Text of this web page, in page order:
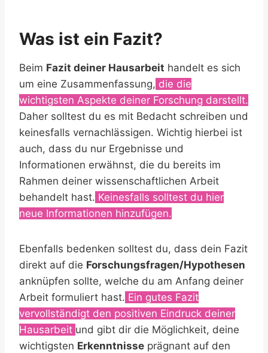
Was ist ein Fazit?
Beim Fazit deiner Hausarbeit handelt es sich
um eine Zusammenfassung, die die
wichtigsten Aspekte deiner Forschung darstellt.
Daher solltest du es mit Bedacht schreiben und
keinesfalls vernachlässigen. Wichtig hierbei ist
auch, dass du nur Ergebnisse und
Informationen erwähnst, die du bereits im
Rahmen deiner wissenschaftlichen Arbeit
behandelt hast. Keinesfalls solltest du hier
neue Informationen hinzufügen.
Ebenfalls bedenken solltest du, dass dein Fazit
direkt auf die Forschungsfragen/Hypothesen
anknüpfen sollte, welche du am Anfang deiner
Arbeit formuliert hast. Ein gutes Fazit
vervollständigt den positiven Eindruck deiner
Hausarbeit und gibt dir die Möglichkeit, deine
wichtigsten Erkenntnisse prägnant auf den